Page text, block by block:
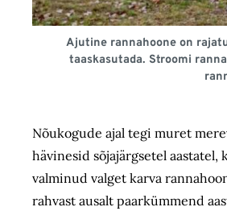
Ajutine rannahoone on
taaskasutada. Stroomi
Nõukogude ajal tegi muret
hävinesid sõjajärgsetel aastatel,
valminud valget karva
rahvast ausalt paar­kümmend